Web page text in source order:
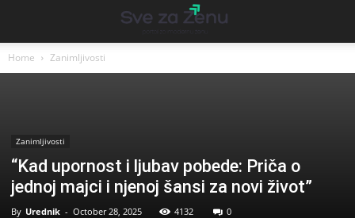
Home Zanimljivosti
Zanimljivosti
“Kad upornost i ljubav pobede: Priča o
jednoj majci i njenoj šansi za novi život”
By Urednik - October 28, 2025 4132 0